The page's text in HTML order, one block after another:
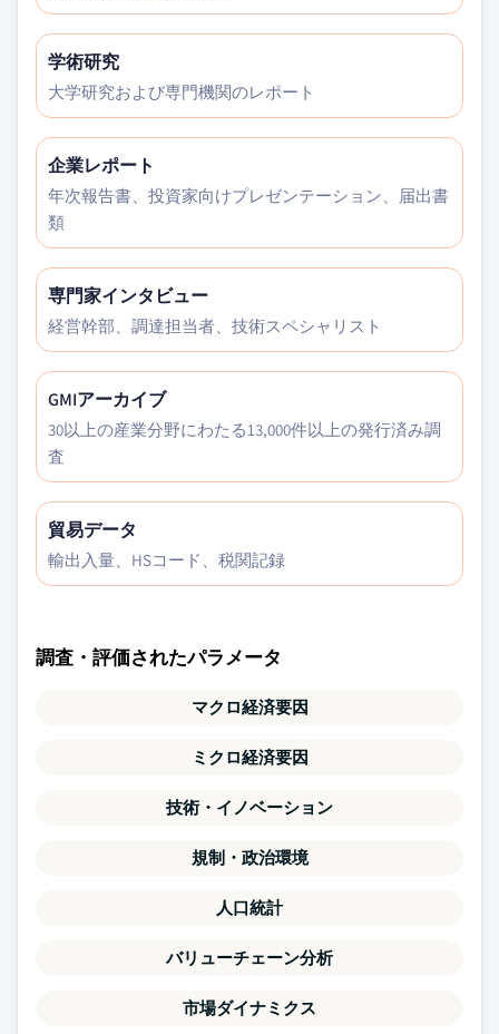
学術研究
大学研究および専門機関のレポート
企業レポート
年次報告書、投資家向けプレゼンテーション、届出書
類
専門家インタビュー
経営幹部、調達担当者、技術スペシャリスト
GMIアーカイブ
30以上の産業分野にわたる13,000件以上の発行済み調
査
貿易データ
輸出入量、HSコード、税関記録
調査・評価されたパラメータ
マクロ経済要因
ミクロ経済要因
技術・イノベーション
規制・政治環境
人口統計
バリューチェーン分析
市場ダイナミクス